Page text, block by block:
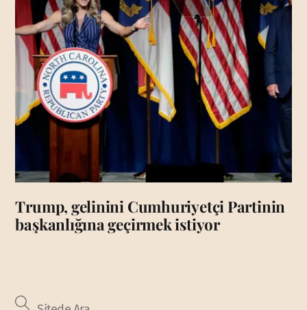
Trump, gelinini Cumhuriyetçi Partinin
başkanlığına geçirmek istiyor